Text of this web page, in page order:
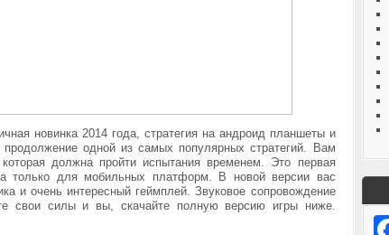
новинка 2014 года, стратегия на андроид планшеты и
одной из самых популярных стратегий. Вам
должна пройти испытания временем. Это первая
только для мобильных платформ. В новой версии вас
и очень интересный геймплей. Звуковое сопровождение
свои силы и вы, скачайте полную версию игры ниже.